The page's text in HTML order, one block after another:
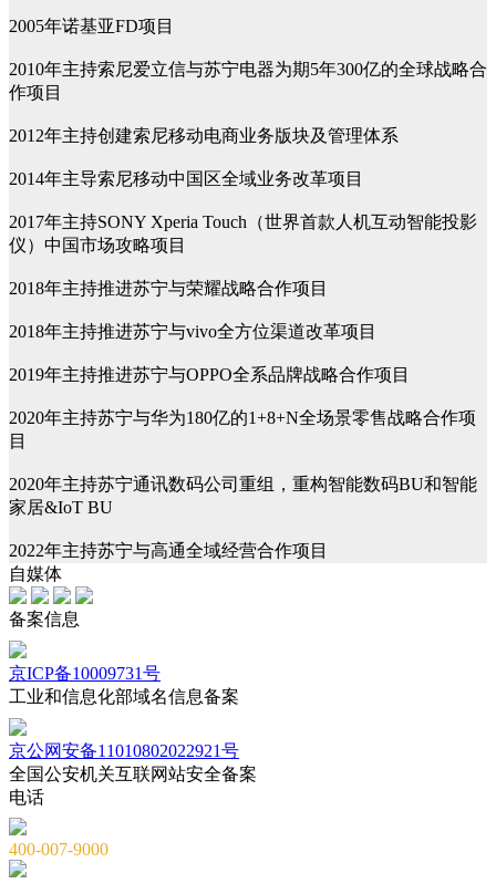
2005年诺基亚FD项目
2010年主持索尼爱立信与苏宁电器为期5年300亿的全球战略合
作项目
2012年主持创建索尼移动电商业务版块及管理体系
2014年主导索尼移动中国区全域业务改革项目
2017年主持SONY Xperia Touch（世界首款人机互动智能投影
仪）中国市场攻略项目
2018年主持推进苏宁与荣耀战略合作项目
2018年主持推进苏宁与vivo全方位渠道改革项目
2019年主持推进苏宁与OPPO全系品牌战略合作项目
2020年主持苏宁与华为180亿的1+8+N全场景零售战略合作项
目
2020年主持苏宁通讯数码公司重组，重构智能数码BU和智能
家居&IoT BU
2022年主持苏宁与高通全域经营合作项目
自媒体
备案信息
京ICP备10009731号
工业和信息化部域名信息备案
京公网安备11010802022921号
全国公安机关互联网站安全备案
电话
400-007-9000